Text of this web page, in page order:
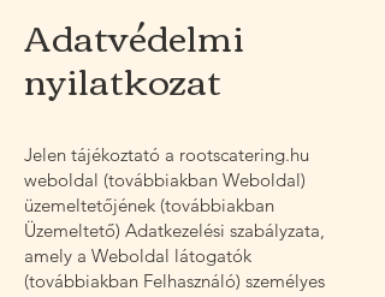
Adatvédelmi
nyilatkozat
Jelen tájékoztató a rootscatering.hu
weboldal (továbbiakban Weboldal)
üzemeltetőjének (továbbiakban
Üzemeltető) Adatkezelési szabályzata,
amely a Weboldal látogatók
(továbbiakban Felhasználó) személyes